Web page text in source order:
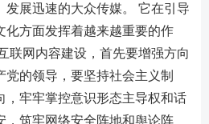
发展迅速的大众传媒。 它在引导
化方面发挥着越来越重要的作
联网内容建设，首先要增强方向
的领导，要坚持社会主义制
，牢牢掌控意识形态主导权和话
，筑牢网络安全阵地和舆论阵